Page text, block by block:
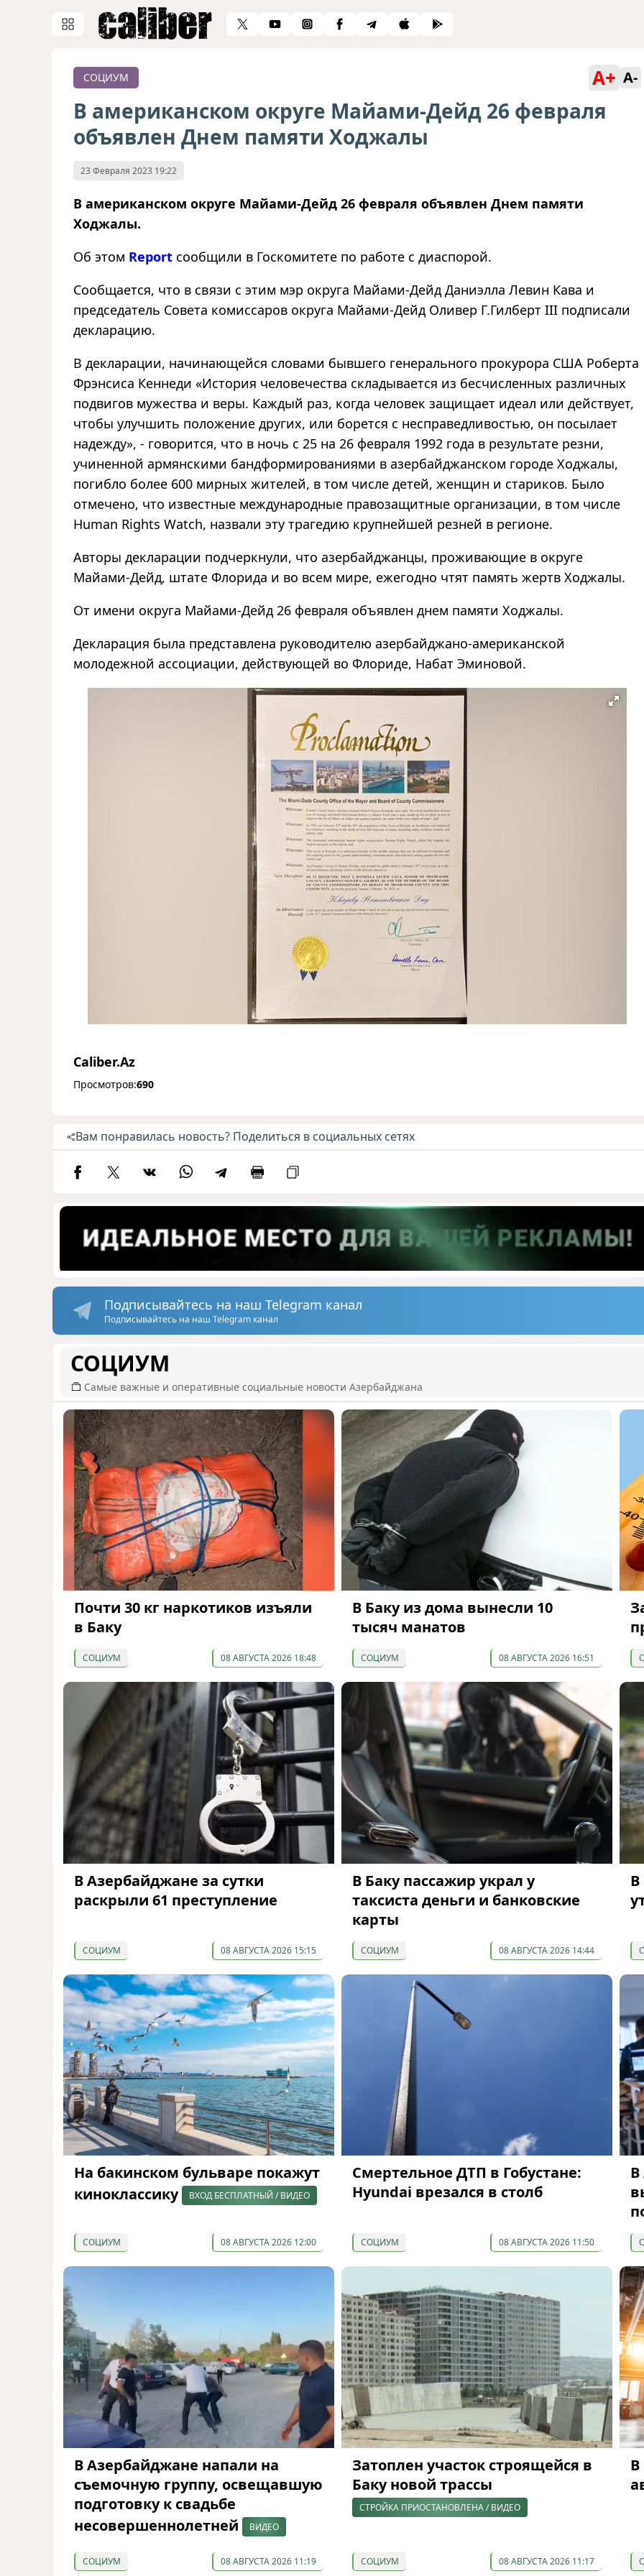
СОЦИУМ A+ A-
В американском округе Майами-Дейд 26 февраля
объявлен Днем памяти Ходжалы
23 Февраля 2023 19:22
В американском округе Майами-Дейд 26 февраля объявлен Днем памяти
Ходжалы.
Об этом Report сообщили в Госкомитете по работе с диаспорой.
Сообщается, что в связи с этим мэр округа Майами-Дейд Даниэлла Левин Кава и
председатель Совета комиссаров округа Майами-Дейд Оливер Г.Гилберт III подписали
декларацию.
В декларации, начинающейся словами бывшего генерального прокурора США Роберта
Фрэнсиса Кеннеди «История человечества складывается из бесчисленных различных
подвигов мужества и веры. Каждый раз, когда человек защищает идеал или действует,
чтобы улучшить положение других, или борется с несправедливостью, он посылает
надежду», - говорится, что в ночь с 25 на 26 февраля 1992 года в результате резни,
учиненной армянскими бандформированиями в азербайджанском городе Ходжалы,
погибло более 600 мирных жителей, в том числе детей, женщин и стариков. Было
отмечено, что известные международные правозащитные организации, в том числе
Human Rights Watch, назвали эту трагедию крупнейшей резней в регионе.
Авторы декларации подчеркнули, что азербайджанцы, проживающие в округе
Майами-Дейд, штате Флорида и во всем мире, ежегодно чтят память жертв Ходжалы.
От имени округа Майами-Дейд 26 февраля объявлен днем памяти Ходжалы.
Декларация была представлена руководителю азербайджано-американской
молодежной ассоциации, действующей во Флориде, Набат Эминовой.
Caliber.Az
Просмотров:690
Вам понравилась новость? Поделиться в социальных сетях
Подписывайтесь на наш Telegram канал
Подписывайтесь на наш Telegram канал
СОЦИУМ
Самые важные и оперативные социальные новости Азербайджана
Почти 30 кг наркотиков изъяли
в Баку
СОЦИУМ 08 АВГУСТА 2026 18:48
В Баку из дома вынесли 10
тысяч манатов
СОЦИУМ 08 АВГУСТА 2026 16:51
В Азербайджане за сутки
раскрыли 61 преступление
СОЦИУМ 08 АВГУСТА 2026 15:15
В Баку пассажир украл у
таксиста деньги и банковские
карты
СОЦИУМ 08 АВГУСТА 2026 14:44
В
На бакинском бульваре покажут
киноклассику
ВХОД БЕСПЛАТНЫЙ / ВИДЕО
СОЦИУМ 08 АВГУСТА 2026 12:00
Смертельное ДТП в Гобустане:
Hyundai врезался в столб
СОЦИУМ 08 АВГУСТА 2026 11:50
В
В Азербайджане напали на
съемочную группу, освещавшую
подготовку к свадьбе
несовершеннолетней
ВИДЕО
СОЦИУМ 08 АВГУСТА 2026 11:19
Затоплен участок строящейся в
Баку новой трассы
СТРОЙКА ПРИОСТАНОВЛЕНА / ВИДЕО
СОЦИУМ 08 АВГУСТА 2026 11:17
В